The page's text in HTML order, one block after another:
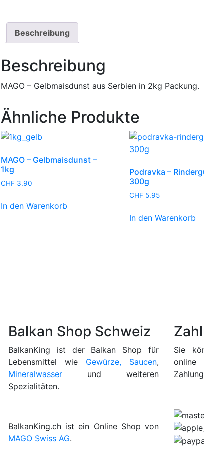
Beschreibung
Beschreibung
MAGO – Gelbmaisdunst aus Serbien in 2kg Packung.
Ähnliche Produkte
MAGO – Gelbmaisdunst –
1kg
CHF 3.90
In den Warenkorb
Podravka –
300g
CHF5.95
In den Warenkorb
Balkan Shop Schweiz
BalkanKing ist der Balkan Shop für
Lebensmittel wie Gewürze, Saucen,
Mineralwasser und weiteren
Spezialitäten.
BalkanKing.ch ist ein Online Shop von
MAGO Swiss AG.
Sie
online